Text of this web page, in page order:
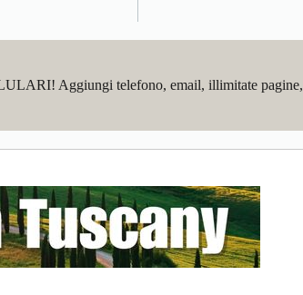
Aggiungi telefono, email, illimitate pagine,